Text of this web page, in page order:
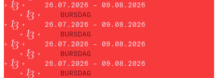
26.07.2026 – 09.08.2026
BURSDAG
26.07.2026 – 09.08.2026
BURSDAG
26.07.2026 – 09.08.2026
BURSDAG
26.07.2026 – 09.08.2026
BURSDAG